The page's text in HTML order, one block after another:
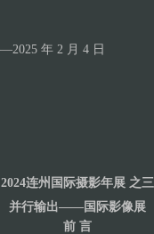
年 2 月 4 日
2024连州国际摄影年展 之三
并行输出——国际影像展
前 言